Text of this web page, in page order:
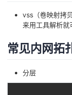
者
我
支
的
我
vss（卷映射拷
来用工具解析就
常见内网拓
分层